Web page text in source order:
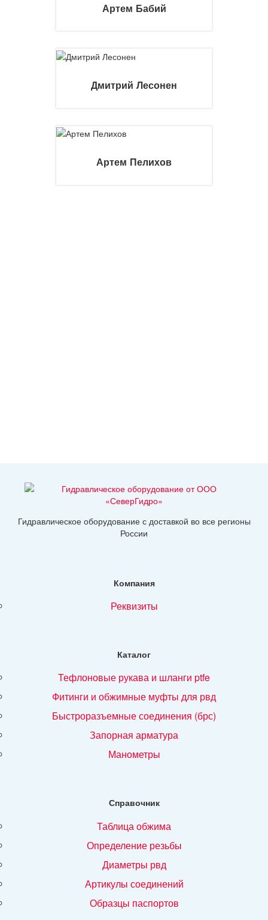
Артем Бабий
Дмитрий Лесонен
Артем Пелихов
Гидравлическое оборудование с доставкой во все регионы
России
Компания
реквизиты
Каталог
тефлоновые рукава и шланги ptfe
фитинги и обжимные муфты для рвд
быстроразъемные соединения (брс)
запорная арматура
манометры
Справочник
таблица обжима
определение резьбы
диаметры рвд
артикулы соединений
образцы паспортов